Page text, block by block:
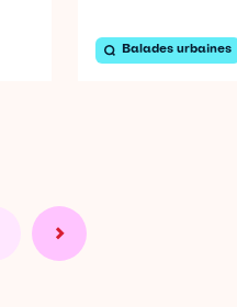
Balades urbaines